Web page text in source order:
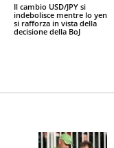
Il cambio USD/JPY si
indebolisce mentre lo yen
si rafforza in vista della
decisione della BoJ